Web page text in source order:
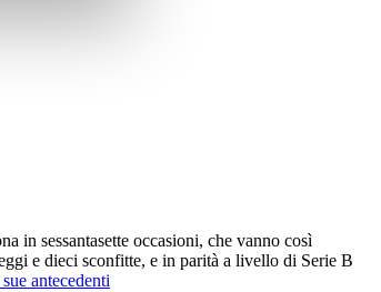
in sessantasette occasioni, che vanno così
e dieci sconfitte, e in parità a livello di Serie B
antecedenti